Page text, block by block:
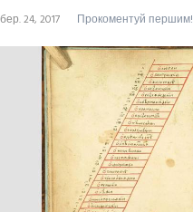
бер. 24, 2017 Прокоментуй першим!